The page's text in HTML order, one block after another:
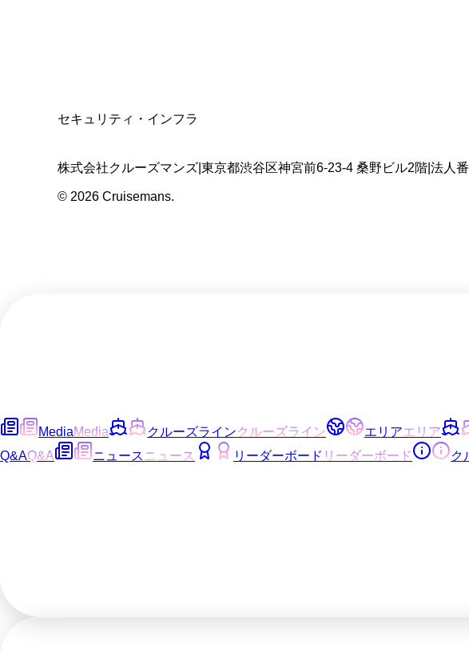
セキュリティ・インフラ
株式会社クルーズマンズ 東京都渋谷区神宮前6-23-4 桑野ビル2階 法人
© 2026 Cruisemans.
MediaMedia クルーズラインクルーズライン エリアエリア
Q&AQ&A ニュース ニュース リーダーボード リーダーボード ク